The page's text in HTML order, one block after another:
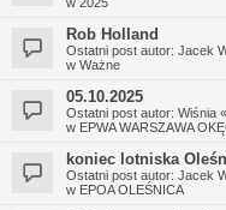
Rob Holland
Ostatni post autor: Jacek
w Ważne
05.10.2025
Ostatni post autor: Wiśnia «
w EPWA WARSZAWA
koniec lotniska
Ostatni post autor: Jacek
w EPOA OLEŚNICA